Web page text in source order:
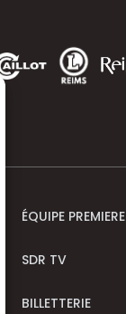
ÉQUIPE PREMIERE
SDR TV
BILLETTERIE